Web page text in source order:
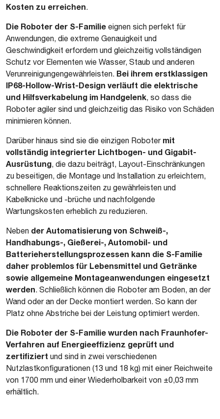
Kosten zu erreichen.
Die Roboter der S-Familie eignen sich perfekt für
Anwendungen, die extreme Genauigkeit und
Geschwindigkeit erfordern und gleichzeitig vollständigen
Schutz vor Elementen wie Wasser, Staub und anderen
Verunreinigungengewährleisten. Bei ihrem erstklassigen
IP68-Hollow-Wrist-Design verläuft die elektrische
und Hilfsverkabelung im Handgelenk, so dass die
Roboter agiler sind und gleichzeitig das Risiko von Schäden
minimieren können.
Darüber hinaus sind sie die einzigen Roboter mit
vollständig integrierter Lichtbogen- und Gigabit-
Ausrüstung, die dazu beiträgt, Layout-Einschränkungen
zu beseitigen, die Montage und Installation zu erleichtern,
schnellere Reaktionszeiten zu gewährleisten und
Kabelknicke und -brüche und nachfolgende
Wartungskosten erheblich zu reduzieren.
Neben der Automatisierung von Schweiß-,
Handhabungs-, Gießerei-, Automobil- und
Batterieherstellungsprozessen kann die S-Familie
daher problemlos für Lebensmittel und Getränke
sowie allgemeine Montageanwendungen eingesetzt
werden. Schließlich können die Roboter am Boden, an der
Wand oder an der Decke montiert werden. So kann der
Platz ohne Abstriche bei der Leistung optimiert werden.
Die Roboter der S-Familie wurden nach Fraunhofer-
Verfahren auf Energieeffizienz geprüft und
zertifiziert und sind in zwei verschiedenen
Nutzlastkonfigurationen (13 und 18 kg) mit einer Reichweite
von 1700 mm und einer Wiederholbarkeit von ±0,03 mm
erhältlich.